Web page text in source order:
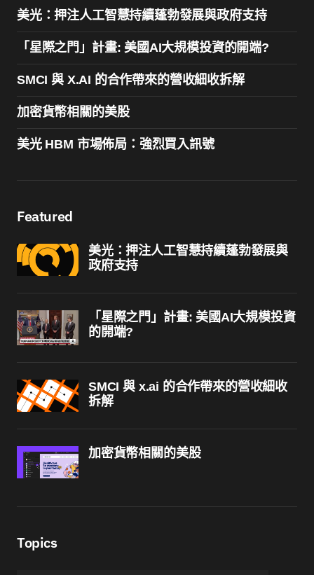
美光：押注人工智慧持續蓬勃發展與政府支持
「星際之門」計畫: 美國AI大規模投資的開端?
SMCI 與 X.AI 的合作帶來的營收細收拆解
加密貨幣相關的美股
美光 HBM 市場佈局：強烈買入訊號
Featured
美光：押注人工智慧持續蓬勃發展與
政府支持
「星際之門」計畫: 美國AI大規模投資
的開端?
SMCI 與 x.ai 的合作帶來的營收細收
拆解
加密貨幣相關的美股
Topics